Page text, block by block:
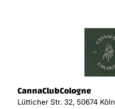
CannaClubCologne
Lütticher Str. 32, 50674 Köln